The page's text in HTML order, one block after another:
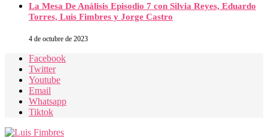
La Mesa De Análisis Episodio 7 con Silvia Reyes, Eduardo
Torres, Luis Fimbres y Jorge Castro
4 de octubre de 2023
Facebook
Twitter
Youtube
Email
Whatsapp
Tiktok